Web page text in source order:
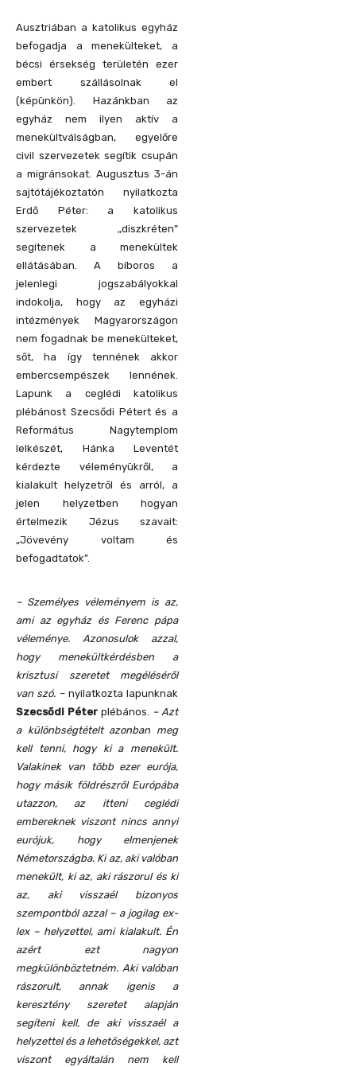
Ausztriában a katolikus egyház
befogadja a menekülteket, a
bécsi érsekség területén ezer
embert szállásolnak el
(képünkön). Hazánkban az
egyház nem ilyen aktív a
menekültválságban, egyelőre
civil szervezetek segítik csupán
a migránsokat. Augusztus 3-án
sajtótájékoztatón nyilatkozta
Erdő Péter: a katolikus
szervezetek „diszkréten”
segítenek a menekültek
ellátásában. A bíboros a
jelenlegi jogszabályokkal
indokolja, hogy az egyházi
intézmények Magyarországon
nem fogadnak be menekülteket,
sőt, ha így tennének akkor
embercsempészek lennének.
Lapunk a ceglédi katolikus
plébánost Szecsődi Pétert és a
Református Nagytemplom
lelkészét, Hánka Leventét
kérdezte véleményükről, a
kialakult helyzetről és arról, a
jelen helyzetben hogyan
értelmezik Jézus szavait:
„Jövevény voltam és
befogadtatok”.
– Személyes véleményem is az,
ami az egyház és Ferenc pápa
véleménye. Azonosulok azzal,
hogy menekültkérdésben a
krisztusi szeretet megéléséről
van szó. – nyilatkozta lapunknak
Szecsődi Péter plébános.
– Azt
a különbségtételt azonban meg
kell tenni, hogy ki a menekült.
Valakinek van több ezer eurója,
hogy másik földrészről Európába
utazzon, az itteni ceglédi
embereknek viszont nincs annyi
eurójuk, hogy elmenjenek
Németországba. Ki az, aki valóban
menekült, ki az, aki rászorul és ki
az, aki visszaél bizonyos
szempontból azzal – a jogilag ex-
lex – helyzettel, ami kialakult. Én
azért ezt nagyon
megkülönböztetném. Aki valóban
rászorult, annak igenis a
keresztény szeretet alapján
segíteni kell, de aki visszaél a
helyzettel és a lehetőségekkel, azt
viszont egyáltalán nem kell